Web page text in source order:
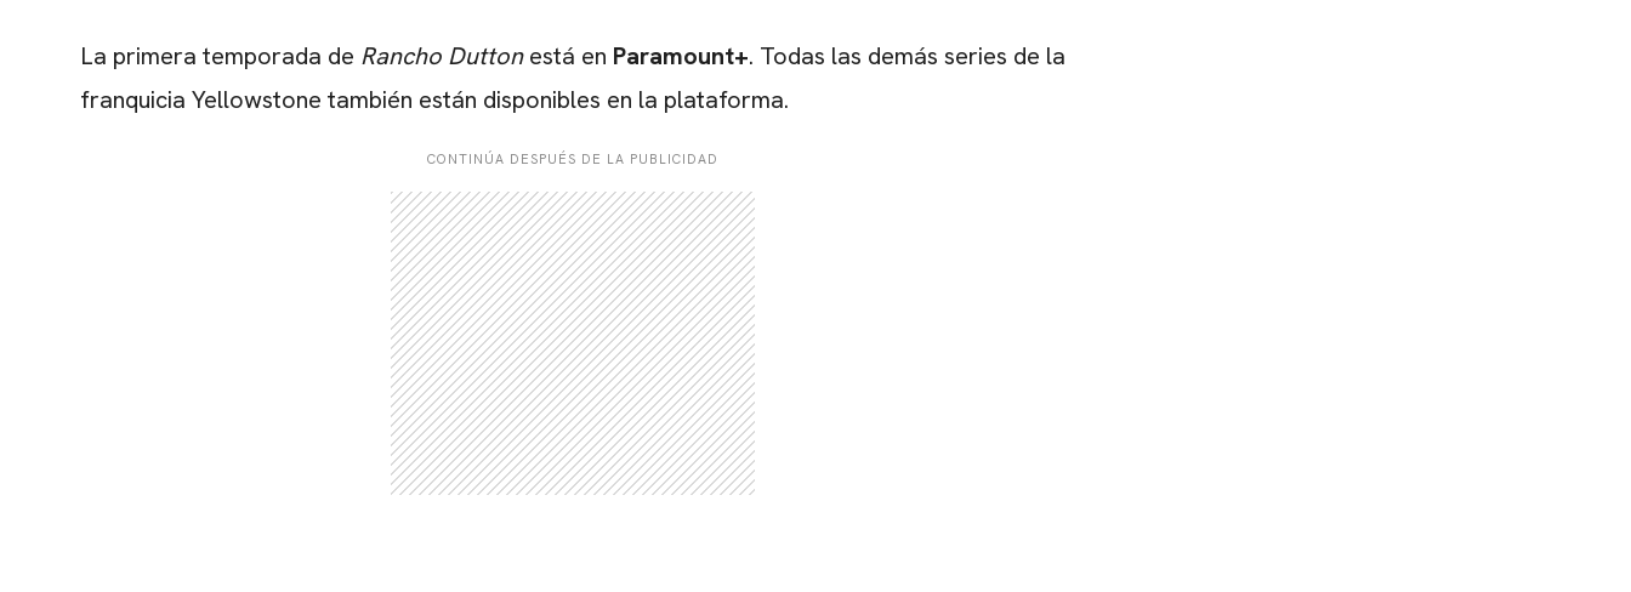
La primera temporada de Rancho Duttonestá en Paramount+. Todas las demás series de la
franquicia Yellowstone también están disponibles en la plataforma.
CONTINÚA DESPUÉS DE LA PUBLICIDAD